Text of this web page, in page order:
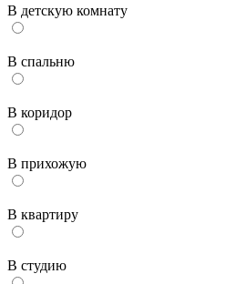
В детскую комнату
В спальню
В коридор
В прихожую
В квартиру
В студию